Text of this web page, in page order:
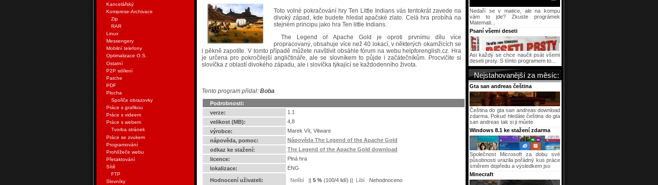
Toto volné pokračování hry Ten Little Indians vás tentokrát zavede na
divoký západ, kde budete hledat apačské zlato. Celá hra probíhá na
stejném principu jako hra Ten little Indians.
The Legend of Apache Gold je oproti prvnímu dílu více
propracovaný, obsahuje více než 40 lokací, v některých okamžicích se
i pěkně zapotíte. V tomto případě můžete navštívit obsáhle fórum na webu helpforenglish.cz. Hra
je určena pro pokročilejší angličtináře, ale se slovníkem to půjde i začátečníkům. Procvičíte si
slovíčka z oblastí divokého západu, ale i slovíčka týkající se každodenního života.
Tento program přidal: Boba
Podrobnosti:
verze:
1.1
velikost (MB):
4,8
výrobce:
Marek Vít, Vitware
nápověda, pomoc:
Nápověda The Legend of the Apache Gold
odkaz ke stažení:
The Legend of the Apache Gold download
licence:
Plná hra
lokalizace:
ENG
Hodnocení uživateli: || 5 % (100/4 lidí) || Nehodnoceno
Kancelářský
Komprese-Archivace
Zip
RAR
Linux
Messengery
Mobilní telefony
Optimalizace O.S.
Ostatní
P2P sdílení
Patche
PDF
Plocha
Spořiče obrazovky
Práce s grafikou
Práce s videem
Práce s webem
Tvorba stránek
Práce se zvukem
Programování
Prohlížeče webu
Přetaktování
Sítě
FTP
Slovníky
Nedaří se v matice, ale na kompu
vám to jde? Zkuste prográmek
Matemati...
Psaní všemi deseti
Asi každý se chce naučit psát všemi
deseti prsty. S tímto programem to...
Nejstahovanější za měsíc:
Gta san andreas čeština
Čeština do gta san andreas download
zdarma. Pokud hledáte čeština do gta
san andreas tak si ji můete
Windows 8.1 ke stažení zdarma
Společnost Microsoft za dobu své
působnosti urazila pořádný kus práce
směrem dopředu a výsledkem jso
Minecraft